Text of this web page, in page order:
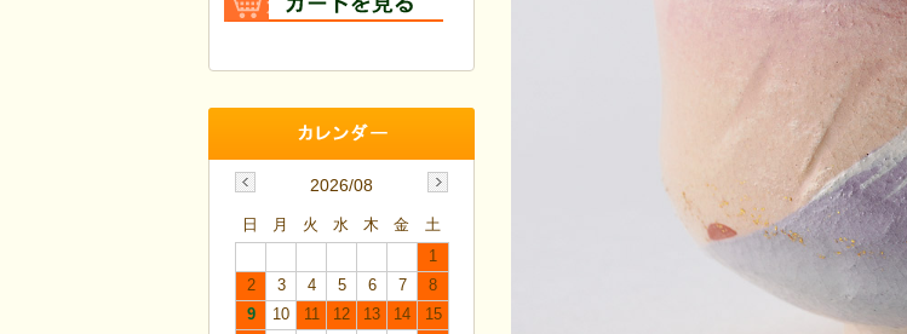
2026/08
日 月 火 水 木 金
土
1
2
3 4 5 6 7
8
9
10 11 12 13 14
15